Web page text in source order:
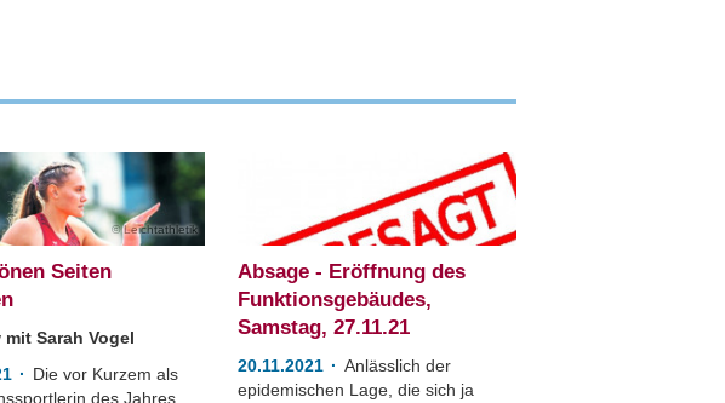
Leichtathletik
Seiten
mit Sarah Vogel
Die vor Kurzem als
des Jahres
Absage - Eröffnung des
Funktionsgebäudes,
Samstag, 27.11.21
20.11.2021
Anlässlich der
epidemischen Lage, die sich ja